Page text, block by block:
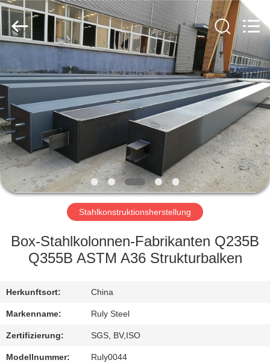
HAUS
PRODUKTE
VIDEOS
VR
SHOW
ÜBER
UNS
FABRIK-
AUSFLUG
QUALITÄTSKONTROLLE
Ruly
Steel
Engineering
Co.,Ltd.
Rights
Reserved.
Stahlkonstruktionsherstellung
Box-Stahlkolonnen-Fabrikanten Q235B
Q355B ASTM A36 Strukturbalken
Herkunftsort: China
Markenname: Ruly Steel
Zertifizierung: SGS, BV,ISO
Modellnummer: Ruly0044